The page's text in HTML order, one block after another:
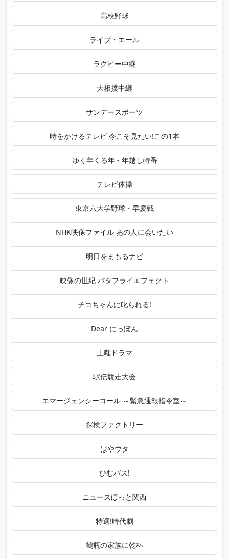
高校野球
ライブ・エール
ラグビー中継
大相撲中継
サンデースポーツ
時をかけるテレビ 今こそ見たい!この1本
ゆく年くる年 - 年越し特番
テレビ体操
東京六大学野球・早慶戦
NHK映像ファイル あの人に会いたい
明日をまもるナビ
映像の世紀 バタフライエフェクト
チコちゃんに叱られる!
Dear にっぽん
土曜ドラマ
駅伝競走大会
エマージェンシーコール ～緊急通報指令室～
探検ファクトリー
はやウタ
ひむバス!
ニュースほっと関西
特選!時代劇
鶴瓶の家族に乾杯